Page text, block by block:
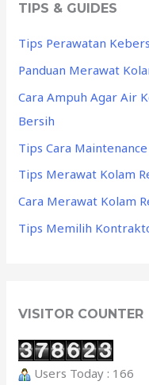
TIPS & GUIDES
Tips Perawatan
Panduan Merawat
Cara Ampuh Agar Air
Bersih
Tips Cara
Tips Merawat Kolam
Cara Merawat Kolam
Tips Memilih
VISITOR COUNTER
Users Today : 166